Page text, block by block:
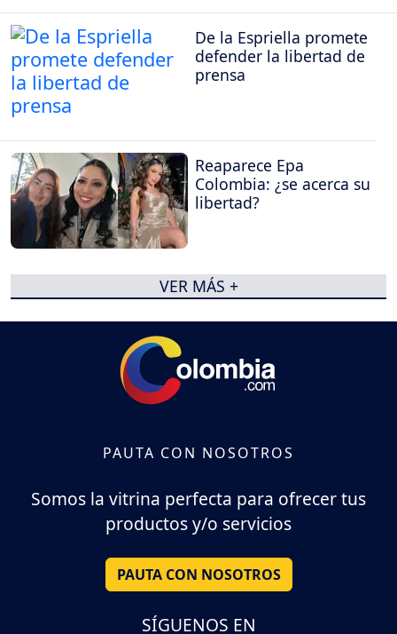
De la Espriella promete
defender la libertad de
prensa
Reaparece Epa
Colombia: ¿se acerca su
libertad?
VER MÁS +
PAUTA CON NOSOTROS
Somos la vitrina perfecta para ofrecer tus
productos y/o servicios
PAUTA CON NOSOTROS
SÍGUENOS EN